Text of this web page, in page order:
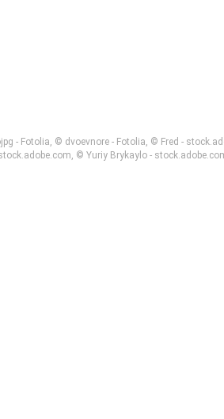
- Fotolia, © dvoevnore - Fotolia, © Fred -
© Yuriy Brykaylo -